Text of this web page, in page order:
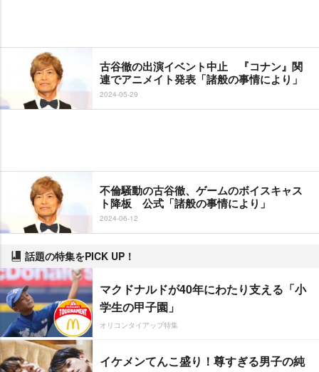
古谷徹の出演イベント中止 『コナン』関
連でアニメイト発表「諸般の事情により」
2024-05-29
不倫騒動の古谷徹、ゲームのボイスキャス
ト降板 公式「諸般の事情により」
2024-06-12
話題の特集をPICK UP！
マクドナルドが40年にわたり支える「小
学生の甲子園」
オリコンタイアップ特集
イケメンてんこ盛り！尊すぎる男子の純